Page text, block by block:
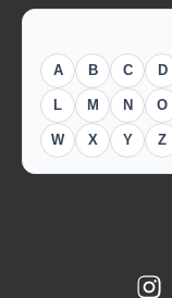
A B C D
L M N O
W X Y Z